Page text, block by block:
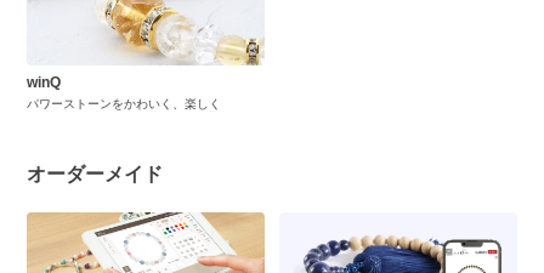
winQ
パワーストーンをかわいく、楽しく
オーダーメイド